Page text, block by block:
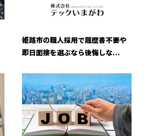
姫路市の職人採用で履歴書不要や
即日面接を選ぶなら後悔しな...